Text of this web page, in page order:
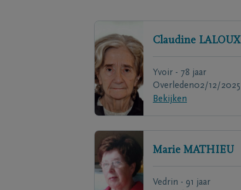
Claudine LALOUX
Yvoir - 78 jaar
Overleden02/12/2025
Bekijken
Marie MATHIEU
Vedrin - 91 jaar